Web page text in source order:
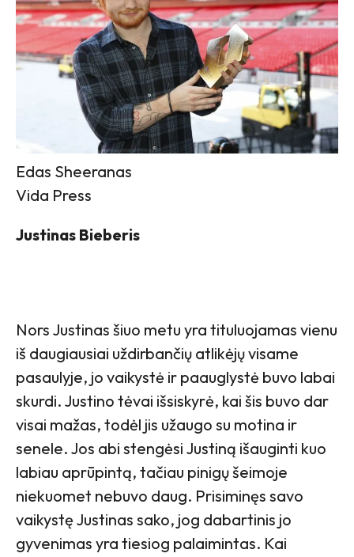
Edas Sheeranas
Vida Press
Justinas Bieberis
Nors Justinas šiuo metu yra tituluojamas vienu
iš daugiausiai uždirbančių atlikėjų visame
pasaulyje, jo vaikystė ir paauglystė buvo labai
skurdi. Justino tėvai išsiskyrė, kai šis buvo dar
visai mažas, todėl jis užaugo su motina ir
senele. Jos abi stengėsi Justiną išauginti kuo
labiau aprūpintą, tačiau pinigų šeimoje
niekuomet nebuvo daug. Prisiminęs savo
vaikystę Justinas sako, jog dabartinis jo
gyvenimas yra tiesiog palaimintas. Kai